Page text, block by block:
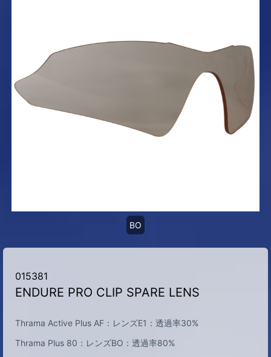
BO
015381
ENDURE PRO CLIP SPARE LENS
Thrama Active Plus AF：レンズE1：透過率30%
Thrama Plus 80：レンズBO：透過率80%